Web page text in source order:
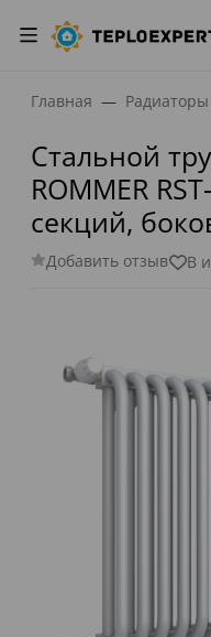
Главная
Стальной
ROMMER
секций,
Добавить отзыв В